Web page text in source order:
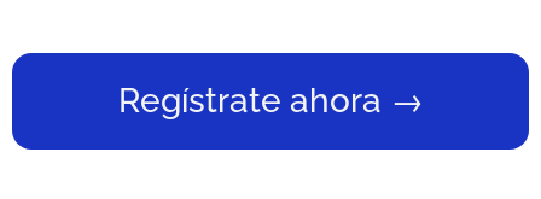
Regístrate ahora →